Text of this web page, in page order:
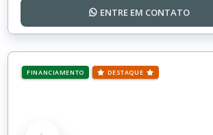
ENTRE EM CONTATO
FINANCIAMENTO DESTAQUE